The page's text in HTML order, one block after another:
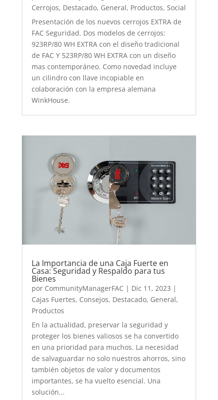
Cerrojos, Destacado, General, Productos, Social
Presentación de los nuevos cerrojos EXTRA de
FAC Seguridad. Dos modelos de cerrojos:
923RP/80 WH EXTRA con el diseño tradicional
de FAC Y 523RP/80 WH EXTRA con un diseño
mas contemporáneo. Como novedad incluye
un cilindro con llave incopiable en
colaboración con la empresa alemana
WinkHouse.
La Importancia de una Caja Fuerte en
Casa: Seguridad y Respaldo para tus
Bienes
por CommunityManagerFAC | Dic 11, 2023 |
Cajas Fuertes, Consejos, Destacado, General,
Productos
En la actualidad, preservar la seguridad y
proteger los bienes valiosos se ha convertido
en una prioridad para muchos. La necesidad
de salvaguardar no solo nuestros ahorros, sino
también objetos de valor y documentos
importantes, se ha vuelto esencial. Una
solución...